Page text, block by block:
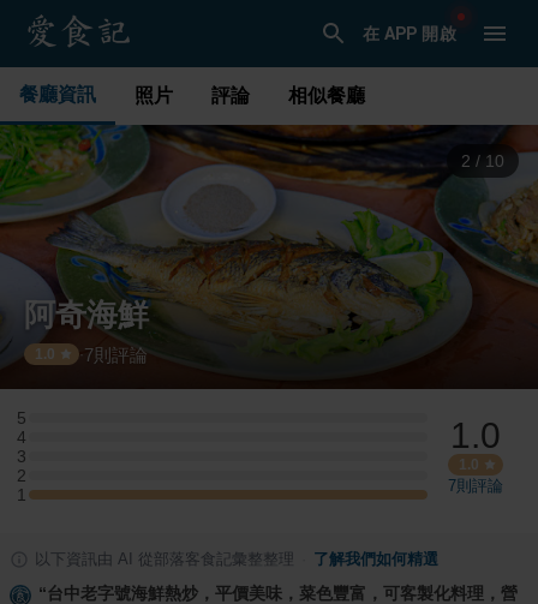
在 APP 開啟
餐廳資訊 照片 評論 相似餐廳
3 / 10
阿奇海鮮
1.0 ·7則評論
5
5 星：0 則評論
4
4 星：0 則評論
3
3 星：0 則評論
2
2 星：0 則評論
1
1 星：1 則評論
1.0
1.0
7則評論
以下資訊由 AI 從部落客食記彙整整理 了解我們如何精選
“台中老字號海鮮熱炒，平價美味，菜色豐富，可客製化料理，營